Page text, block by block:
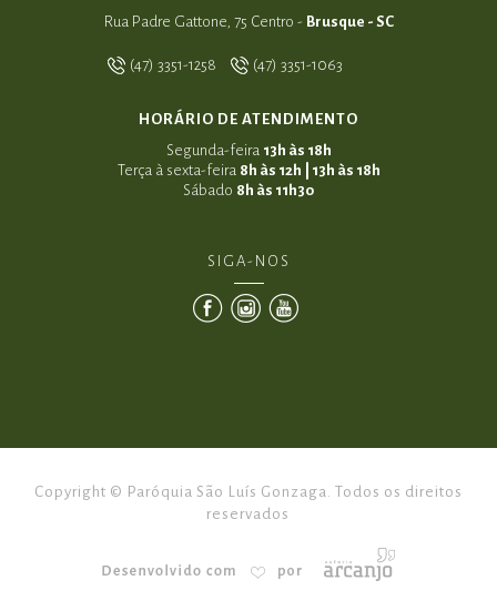
Rua Padre Gattone, 75 Centro - Brusque - SC
(47) 3351-1258 (47) 3351-1063
HORÁRIO DE ATENDIMENTO
Segunda-feira 13h às 18h
Terça à sexta-feira 8h às 12h | 13h às 18h
Sábado 8h às 11h30
SIGA-NOS
Copyright © Paróquia São Luís Gonzaga. Todos os direitos
reservados